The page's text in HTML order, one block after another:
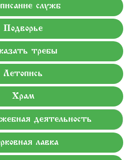
служб
Подворье
требы
Летопись
Храм
деятельность
лавка